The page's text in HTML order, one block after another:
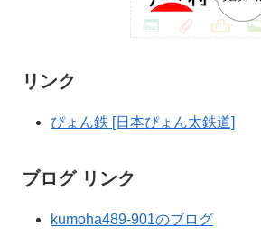
リンク
ぴょん鉄 [日本ぴょん太鉄道]
ブログ リンク
kumoha489-901のブログ